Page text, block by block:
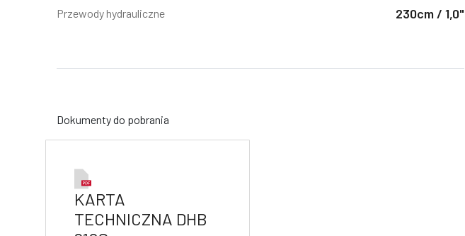
Przewody hydrauliczne 230cm / 1,0"
Dokumenty do pobrania
KARTA
TECHNICZNA DHB